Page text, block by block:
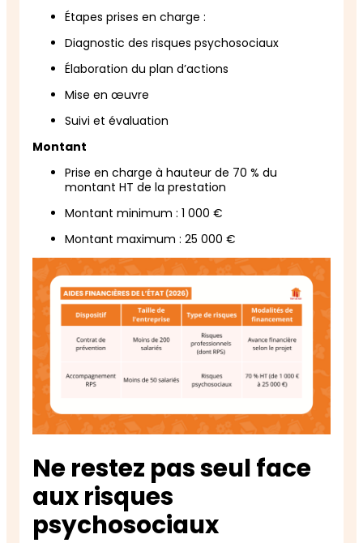
Étapes prises en charge :
Diagnostic des risques psychosociaux
Élaboration du plan d’actions
Mise en œuvre
Suivi et évaluation
Montant
Prise en charge à hauteur de 70 % du
montant HT de la prestation
Montant minimum : 1 000 €
Montant maximum : 25 000 €
Ne restez pas seul face
aux risques
psychosociaux